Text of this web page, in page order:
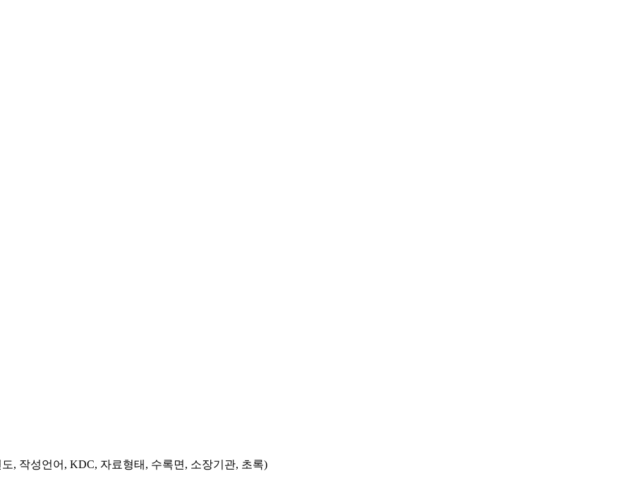
, 작성언어, KDC, 자료형태, 수록면, 소장기관, 초록)